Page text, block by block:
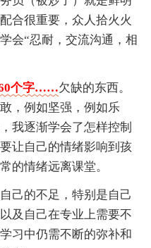
合很重要，众人拾火火
会“忍耐，交流沟通，相
个字……欠缺的东西。
，例如坚强，例如乐
我逐渐学会了怎样控制
让自己的情绪影响到孩
的情绪远离课堂。
己的不足，特别是自己
及自己在专业上需要不
习中仍需不断的弥补和